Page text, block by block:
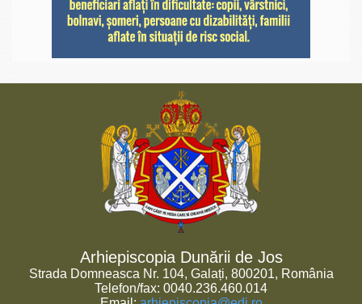
Arhiepiscopia Dunării de Jos
Strada Domneasca Nr. 104, Galați, 800201, România
Telefon/fax: 0040.236.460.014